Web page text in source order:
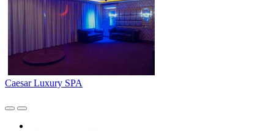
Caesar Luxury SPA